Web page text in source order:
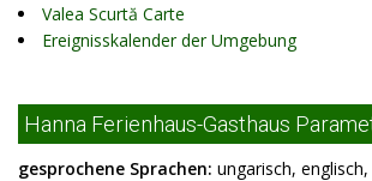
Valea Scurtă Carte
Ereignisskalender der Umgebung
Hanna Ferienhaus-Gasthaus
gesprochene Sprachen: ungarisch,